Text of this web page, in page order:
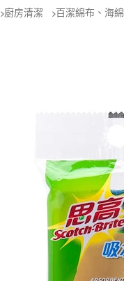
廚房清潔 百潔綿布、海綿